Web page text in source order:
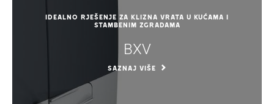
Idealno rješenje za klizna vrata u kućama i
stambenim zgradama
BXV
SAZNAJ VIŠE